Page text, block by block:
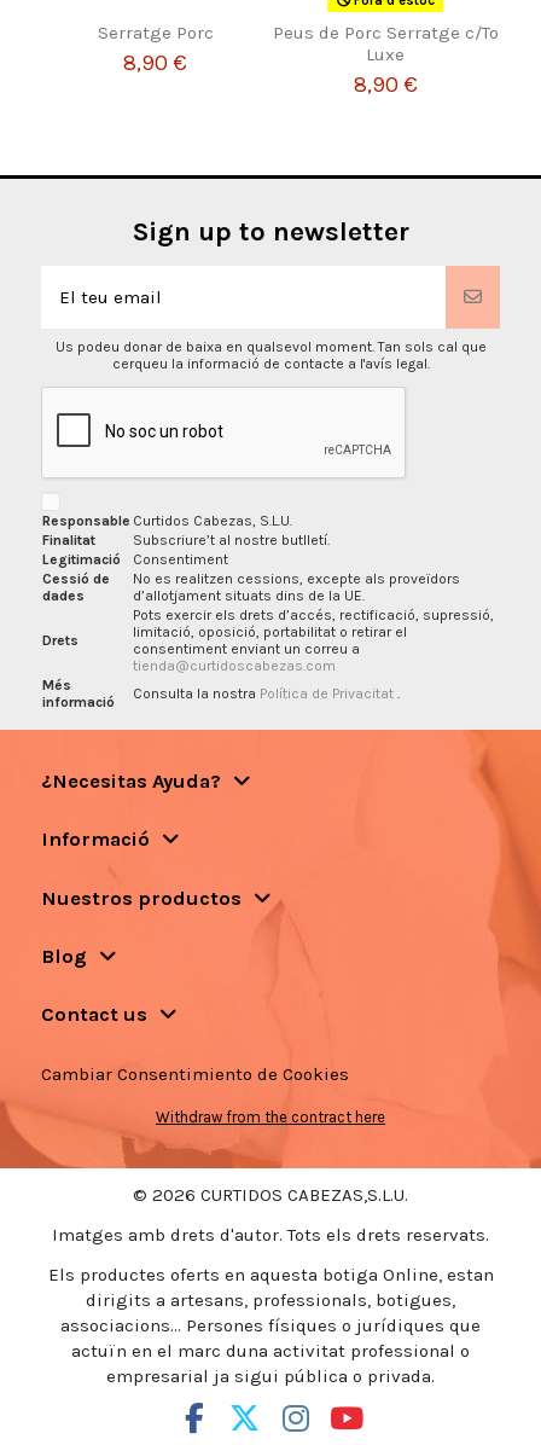
Serratge Porc
8,90 €
Peus de Porc Serratge c/To
Luxe
8,90 €
Sign up to newsletter
Us podeu donar de baixa en qualsevol moment. Tan sols cal que
cerqueu la informació de contacte a l'avís legal.
Responsable Curtidos Cabezas, S.L.U.
Finalitat
Subscriure’t al nostre butlletí.
Legitimació
Consentiment
Cessió de
dades
No es realitzen cessions, excepte als proveïdors
d’allotjament situats dins de la UE.
Drets
Pots exercir els drets d’accés, rectificació, supressió,
limitació, oposició, portabilitat o retirar el
consentiment enviant un correu a
tienda@curtidoscabezas.com
Més
informació
Consulta la nostra Política de Privacitat
¿Necesitas Ayuda?
Informació
Nuestros productos
Blog
Contact us
Cambiar Consentimiento de Cookies
Withdraw from the contract here
© 2026 CURTIDOS CABEZAS,S.L.U.
Imatges amb drets d'autor. Tots els drets reservats.
Els productes oferts en aquesta botiga Online, estan
dirigits a artesans, professionals, botigues,
associacions... Persones físiques o jurídiques que
actuïn en el marc duna activitat professional o
empresarial ja sigui pública o privada.